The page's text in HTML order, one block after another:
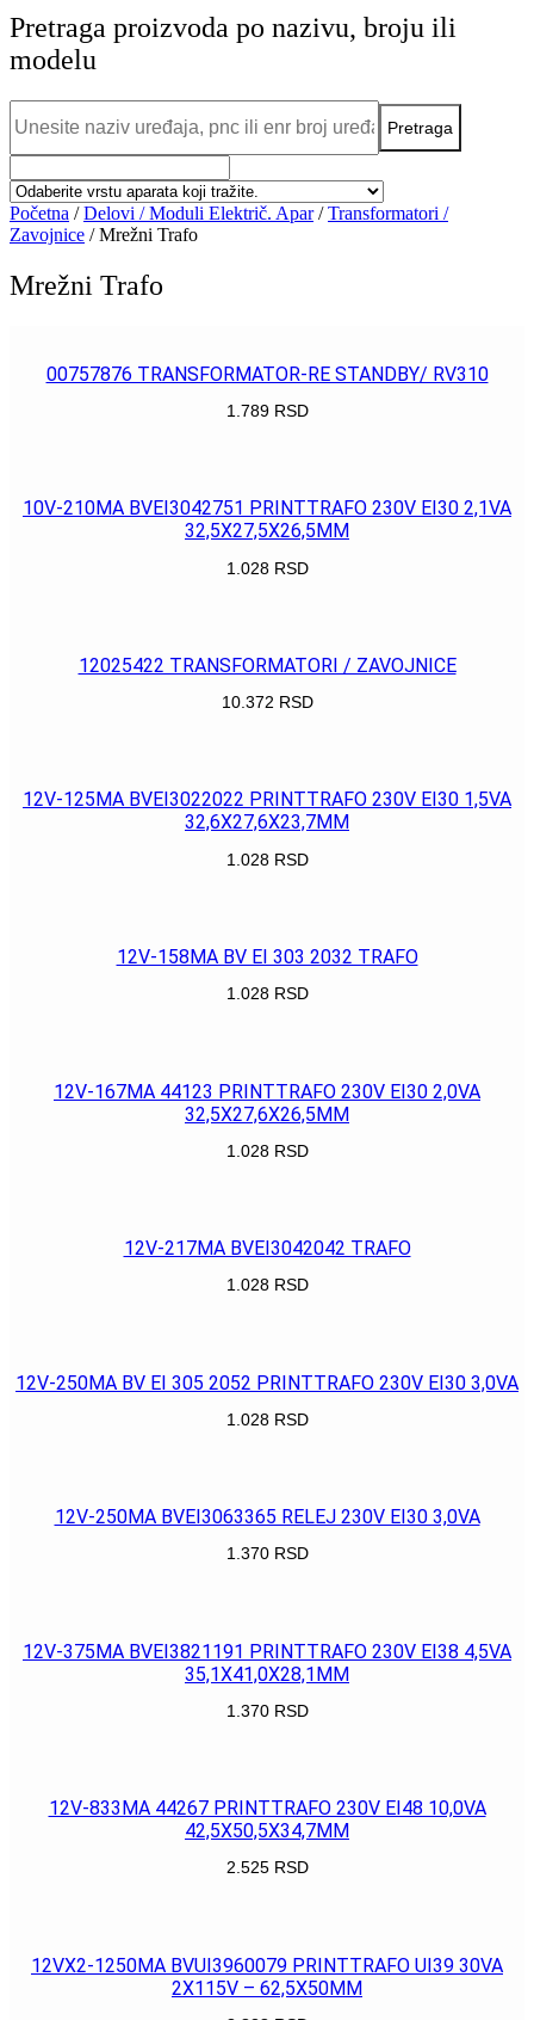
Pretraga proizvoda po nazivu, broju ili
modelu
Početna /Delovi / Moduli Električ. Apar/Transformatori /
Zavojnice / Mrežni Trafo
Mrežni Trafo
00757876 TRANSFORMATOR-RE STANDBY/ RV310
1.789 RSD
10V-210MA BVEI3042751 PRINTTRAFO 230V EI30 2,1VA
32,5X27,5X26,5MM
1.028 RSD
12025422 TRANSFORMATORI / ZAVOJNICE
10.372 RSD
12V-125MA BVEI3022022 PRINTTRAFO 230V EI30 1,5VA
32,6X27,6X23,7MM
1.028 RSD
12V-158MA BV EI 303 2032 TRAFO
1.028 RSD
12V-167MA 44123 PRINTTRAFO 230V EI30 2,0VA
32,5X27,6X26,5MM
1.028 RSD
12V-217MA BVEI3042042 TRAFO
1.028 RSD
12V-250MA BV EI 305 2052 PRINTTRAFO 230V EI30 3,0VA
1.028 RSD
12V-250MA BVEI3063365 RELEJ 230V EI30 3,0VA
1.370 RSD
12V-375MA BVEI3821191 PRINTTRAFO 230V EI38 4,5VA
35,1X41,0X28,1MM
1.370 RSD
12V-833MA 44267 PRINTTRAFO 230V EI48 10,0VA
42,5X50,5X34,7MM
2.525 RSD
12VX2-1250MA BVUI3960079 PRINTTRAFO UI39 30VA
2X115V – 62,5X50MM